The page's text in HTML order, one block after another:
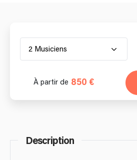
2 Musiciens
À partir de 850 €
Description